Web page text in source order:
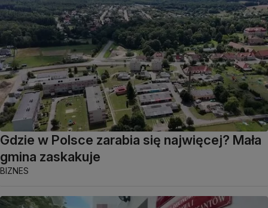
Gdzie w Polsce zarabia się najwięcej? Mała
gmina zaskakuje
BIZNES